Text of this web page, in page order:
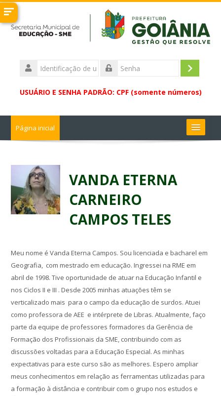
Ir
para
Identificação
de
Acessar
USUÁRIO E SENHA PADRÃO: CPF (somente números)
Página inicial
Buscar
VANDA ETERNA
CARNEIRO
CAMPOS TELES
Meu nome é Vanda Eterna Campos. Sou licenciada e bacharel em
Geografia, com mestrado em educação. Ingressei na RME em
abril de 1998. Tive oportunidade de atuar na Educação Infantil e
nos Ciclos II e III . Desde 2005 minhas atuações têm se
verticalizado mais para o campo da educação de surdos. Atuei
como professora de AEE e intérprete de Libras. Atualmente, faço
parte da equipe de professores formadores da Gerência de
Formação dos Profissionais da SME, contribuindo com as
discussões voltadas para a Educação Especial. As minhas
expectativas para este curso são as melhores. Espero ampliar
meus conhecimentos em relação as ferramentas utilizadas para
a formação à distância e contribuir com o grupo nos estudos e